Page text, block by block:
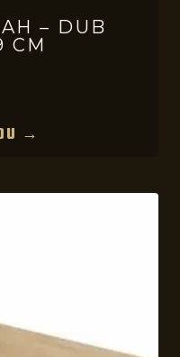
– DUB
CM
→